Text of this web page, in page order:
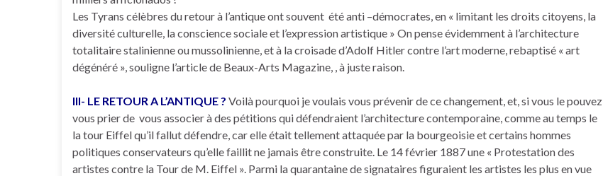
Les Tyrans célèbres du retour à l’antique ont souvent été anti –démocrates, en « limitant les droits citoyens, la
diversité culturelle, la conscience sociale et l’expression artistique » On pense évidemment à l’architecture
totalitaire stalinienne ou mussolinienne, et à la croisade d’Adolf Hitler contre l’art moderne, rebaptisé « art
dégénéré », souligne l’article de Beaux-Arts Magazine, , à juste raison.
III- LE RETOUR A L’ANTIQUE ? Voilà pourquoi je voulais vous prévenir de ce changement, et, si vous le pouvez,
vous prier de vous associer à des pétitions qui défendraient l’architecture contemporaine, comme au temps le
la tour Eiffel qu’il fallut défendre, car elle était tellement attaquée par la bourgeoisie et certains hommes
politiques conservateurs qu’elle faillit ne jamais être construite. Le 14 février 1887 une « Protestation des
artistes contre la Tour de M. Eiffel ». Parmi la quarantaine de signataires figuraient les artistes les plus en vue